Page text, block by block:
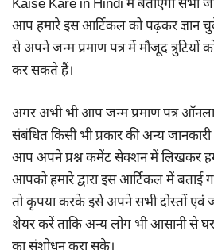
Kaise Kare in Hindi मैं बताएगी सभी
आप हमारे इस आर्टिकल को पढ़कर ज्ञान
से अपने जन्म प्रमाण पत्र में मौजूद
कर सकते हैं।
अगर अभी भी आप जन्म प्रमाण पत्र
संबंधित किसी भी प्रकार की अन्य जानकारी
आप अपने प्रश्न कमेंट सेक्शन में लिखकर
आपको हमारे द्वारा इस आर्टिकल में बताई
तो कृपया करके इसे अपने सभी दोस्तों एवं
शेयर करें ताकि अन्य लोग भी आसानी से